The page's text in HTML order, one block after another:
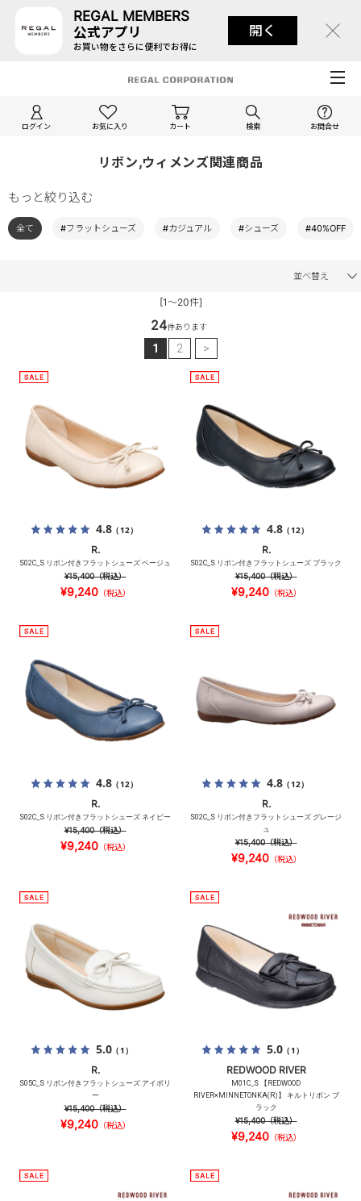
REGAL MEMBERS
公式アプリ
お買い物をさらに便利でお得に
開く
ログイン お気に入り カート 検索 お問合せ
リボン,ウィメンズ関連商品
もっと絞り込む
全て #フラットシューズ #カジュアル #シューズ #40%OFF
並べ替え
[1～20件]
24件あります
1 2 >
4.8（12）
R.
S02C_S リボン付きフラットシューズ ベージュ
¥15,400（税込）
¥9,240（税込）
4.8（12）
R.
S02C_S リボン付きフラットシューズ ブラック
¥15,400（税込）
¥9,240（税込）
4.8（12）
R.
S02C_S リボン付きフラットシューズ ネイビー
¥15,400（税込）
¥9,240（税込）
4.8（12）
R.
S02C_S リボン付きフラットシューズ グレージ
ュ
¥15,400（税込）
¥9,240（税込）
5.0（1）
R.
S05C_S リボン付きフラットシューズ アイボリ
ー
¥15,400（税込）
¥9,240（税込）
5.0（1）
REDWOOD RIVER
M01C_S 【REDWOOD
RIVER×MINNETONKA(R)】 キルトリボン ブ
ラック
¥15,400（税込）
¥9,240（税込）